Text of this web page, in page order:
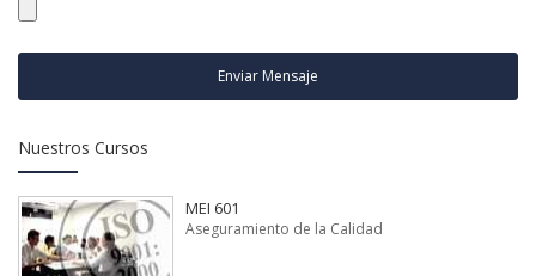
Enviar Mensaje
Nuestros Cursos
MEI 601
Aseguramiento de la Calidad